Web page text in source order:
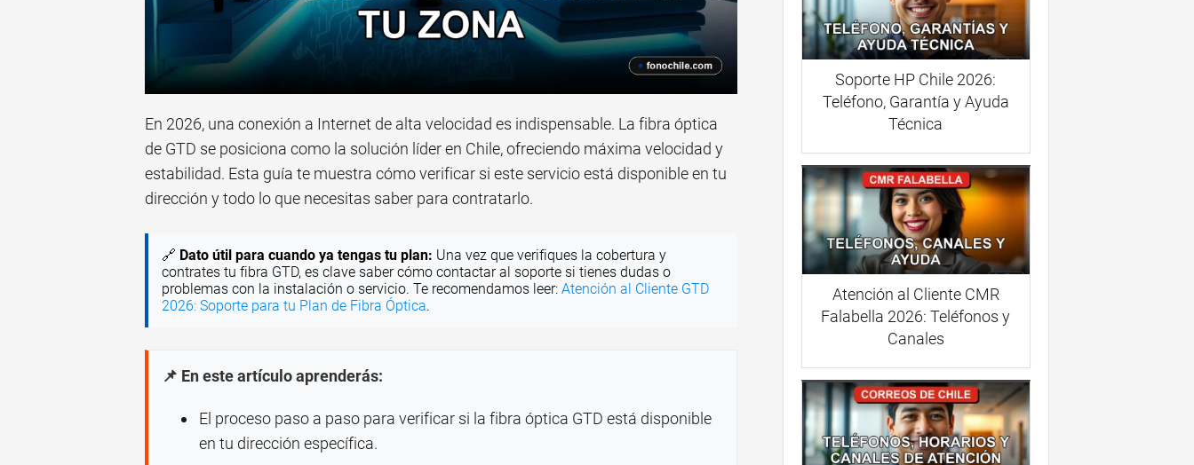
En 2026, una conexión a Internet de alta velocidad es indispensable. La fibra óptica
de GTD se posiciona como la solución líder en Chile, ofreciendo máxima velocidad y
estabilidad. Esta guía te muestra cómo verificar si este servicio está disponible en tu
dirección y todo lo que necesitas saber para contratarlo.
🔗 Dato útil para cuando ya tengas tu plan: Una vez que verifiques la cobertura y
contrates tu fibra GTD, es clave saber cómo contactar al soporte si tienes dudas o
problemas con la instalación o servicio. Te recomendamos leer: Atención al Cliente GTD
2026: Soporte para tu Plan de Fibra Óptica.
📌 En este artículo aprenderás:
El proceso paso a paso para verificar si la fibra óptica GTD está disponible
en tu dirección específica.
Soporte HP Chile 2026:
Teléfono, Garantía y Ayuda
Técnica
Atención al Cliente CMR
Falabella 2026: Teléfonos y
Canales